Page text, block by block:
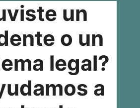
un
o un
legal?
a